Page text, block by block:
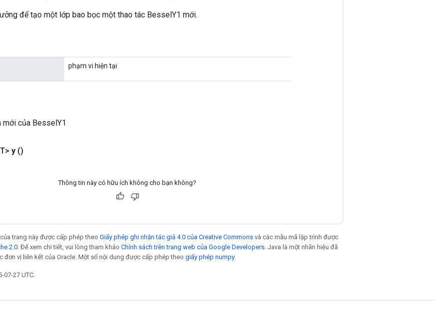
để tạo một lớp bao bọc một thao tác BesselY1 mới.
phạm vi hiện tại
mới của BesselY1
y ()
Thông tin này có hữu ích không cho bạn không?
trang này được cấp phép theo Giấy phép ghi nhận tác giả 4.0 của Creative Commons và các mẫu mã lập trình được
2.0 . Để xem chi tiết, vui lòng tham khảo Chính sách trên trang web của Google Developers . Java là một nhãn hiệu đã
đơn vị liên kết của Oracle. Một số nội dung được cấp phép theo giấy phép numpy.
07-27 UTC.